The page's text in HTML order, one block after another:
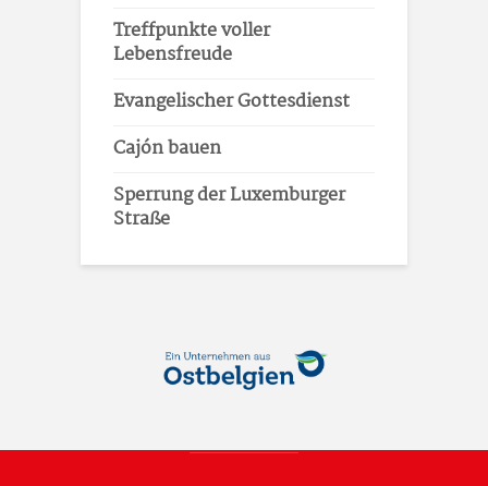
Treffpunkte voller
Lebensfreude
Evangelischer Gottesdienst
Cajón bauen
Sperrung der Luxemburger
Straße